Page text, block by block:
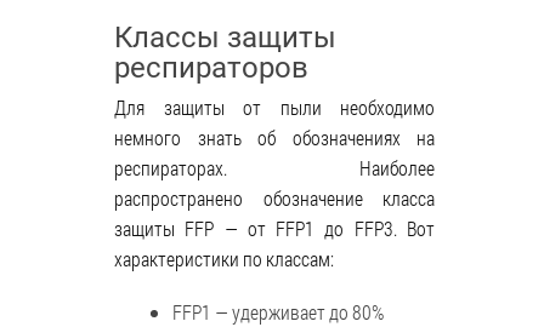
Классы защиты
респираторов
Для защиты от пыли необходимо
немного знать об обозначениях на
респираторах. Наиболее
распространено обозначение класса
защиты FFP — от FFP1 до FFP3. Вот
характеристики по классам:
FFP1 — удерживает до 80%